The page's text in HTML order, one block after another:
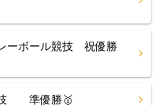
ーボール競技 祝優勝
技 準優勝🥇